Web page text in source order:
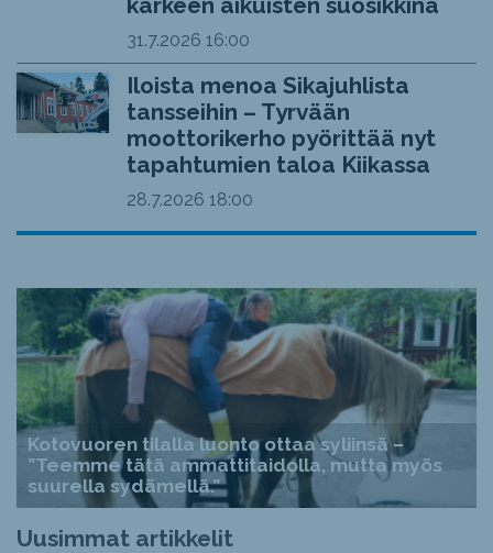
31.7.2026 16:00
Iloista menoa Sikajuhlista
tansseihin – Tyrvään
moottorikerho pyörittää nyt
tapahtumien taloa Kiikassa
28.7.2026 18:00
Kotovuoren tilalla luonto ottaa syliinsä –
”Teemme tätä ammattitaidolla, mutta myös
suurella sydämellä.”
Uusimmat artikkelit